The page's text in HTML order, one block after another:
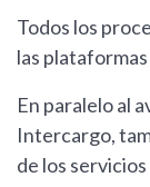
Todos los
las
En paralelo al
Intercargo,
de los